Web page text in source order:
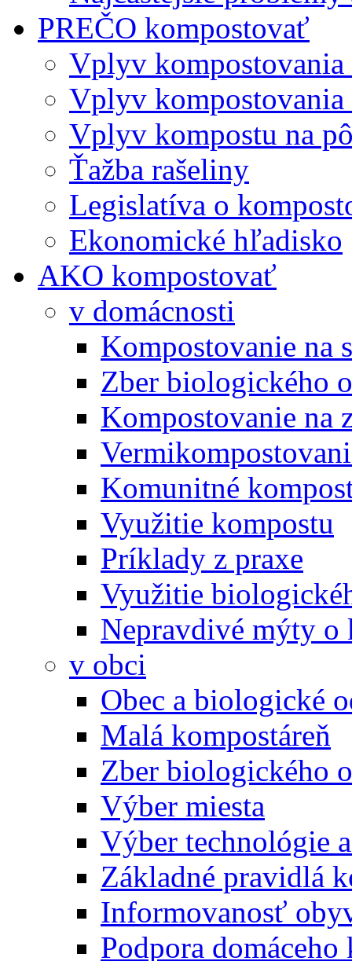
PREČO kompostovať
Vplyv kompostovania
Vplyv
Vplyv kompostu na
Ťažba rašeliny
Legislatíva o
Ekonomické hľadisko
AKO kompostovať
v domácnosti
Kompostovanie na
Zber biologického
Kompostovanie na
Komunitné
Využitie kompostu
Príklady z praxe
Využitie
Nepravdivé mýty o
v obci
Obec a biologické
Malá kompostáreň
Zber biologického
Výber miesta
Výber technológie
Základné pravidlá
Informovanosť
Podpora